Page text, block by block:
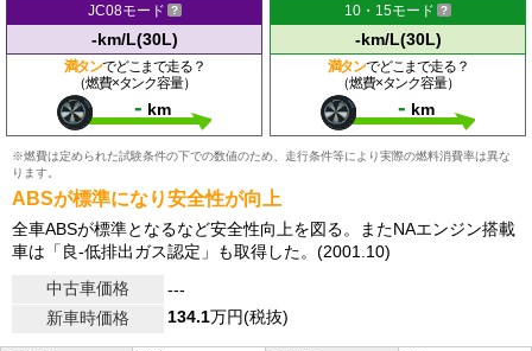
JC08モード
-km/L(30L)
満タンでどこまで走る？
（燃費×タンク容量）
- km
10・15モード
-km/L(30L)
満タンでどこまで走る？
（燃費×タンク容量）
- km
※燃費は定められた試験条件の下での数値のため、走行条件等により実際の燃料消費率は異な
ります。
ABSが標準になり安全性が向上
全車ABSが標準となるなど安全性向上を図る。またNAエンジン搭載
車は「良-低排出ガス認定」も取得した。(2001.10)
中古車価格
---
新車時価格
134.1万円(税抜)